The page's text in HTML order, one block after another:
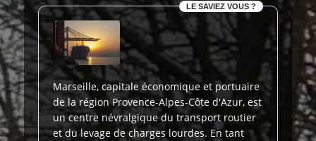
LE SAVIEZ VOUS ?
Marseille, capitale économique et portuaire
de la région Provence-Alpes-Côte d'Azur, est
un centre névralgique du transport routier
et du levage de charges lourdes. En tant